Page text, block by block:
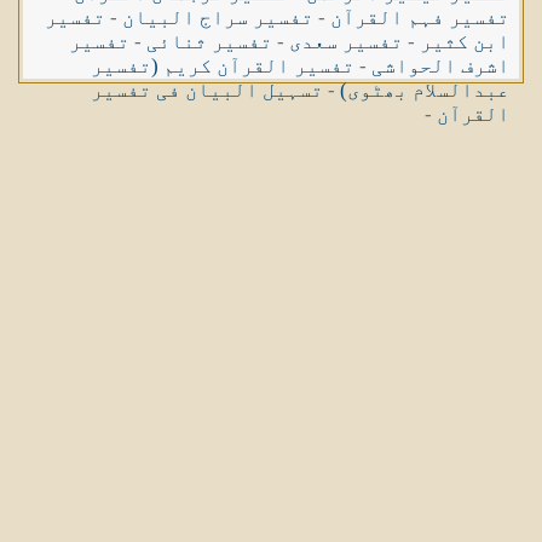
تفسیر فہم القرآن - تفسیر سراج البیان - تفسیر
ابن کثیر - تفسیر سعدی - تفسیر ثنائی - تفسیر
اشرف الحواشی - تفسیر القرآن کریم (تفسیر
عبدالسلام بھٹوی)-تسہیل البیان فی تفسیر
القرآن -